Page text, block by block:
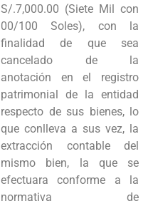
S/.7,000.00 (Siete Mil con
00/100 Soles), con la
finalidad de que sea
cancelado de la
anotación en el registro
patrimonial de la entidad
respecto de sus bienes, lo
que conlleva a sus vez, la
extracción contable del
mismo bien, la que se
efectuara conforme a la
normativa de